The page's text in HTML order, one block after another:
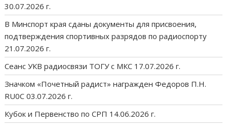
30.07.2026 г.
В Минспорт края сданы документы для присвоения,
подтверждения спортивных разрядов по радиоспорту
21.07.2026 г.
Сеанс УКВ радиосвязи ТОГУ с МКС 17.07.2026 г.
Значком «Почетный радист» награжден Федоров П.Н.
RU0C 03.07.2026 г.
Кубок и Первенство по СРП 14.06.2026 г.